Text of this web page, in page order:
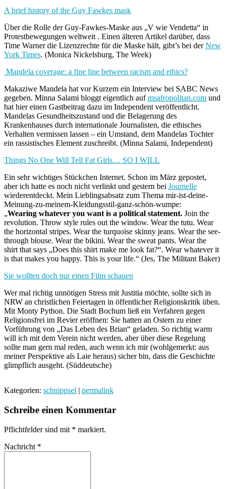
A brief history of the Guy Fawkes mask
Über die Rolle der Guy-Fawkes-Maske aus „V wie Vendetta“ in
Protestbewegungen weltweit . Einen älteren Artikel darüber, dass
Time Warner die Lizenzrechte für die Maske hält, gibt’s bei derNew
York Times. (Monica Nickelsburg, The Week)
Mandela coverage: a fine line between racism and ethics?
Makaziwe Mandela hat vor Kurzem ein Interview bei SABC News
gegeben. Minna Salami bloggt eigentlich aufmsafropolitan.com und
hat hier einen Gastbeitrag dazu im Independent veröffentlicht.
Mandelas Gesundheitszustand und die Belagerung des
Krankenhauses durch internationale Journalisten, die ethisches
Verhalten vermissen lassen – ein Umstand, dem Mandelas Tochter
ein rassistisches Element zuschreibt. (Minna Salami, Independent)
Things No One Will Tell Fat Girls… SO I WILL
Ein sehr wichtiges Stückchen Internet. Schon im März gepostet,
aber ich hatte es noch nicht verlinkt und gestern bei Journelle
wiederentdeckt. Mein Lieblingsabsatz zum Thema mir-ist-deine-
Meinung-zu-meinem-Kleidungsstil-ganz-schön-wumpe:
„Wearing whatever you want is a political statement. Join the
revolution. Throw style rules out the window. Wear the tutu. Wear
the horizontal stripes. Wear the turquoise skinny jeans. Wear the see-
through blouse. Wear the bikini. Wear the sweat pants. Wear the
shirt that says „Does this shirt make me look fat?“. Wear whatever it
is that makes you happy. This is your life.“ (Jes, The Militant Baker)
Sie wollten doch nur einen Film schauen
Wer mal richtig unnötigen Stress mit Justitia möchte, sollte sich in
NRW an christlichen Feiertagen in öffentlicher Religionskritik üben.
Mit Monty Python. Die Stadt Bochum ließ ein Verfahren gegen
Religionsfrei im Revier eröffnen: Sie hatten an Ostern zu einer
Vorführung von „Das Leben des Brian“ geladen. So richtig warm
will ich mit dem Verein nicht werden, aber über diese Regelung
sollte man gern mal reden, auch wenn ich mir (wohlgemerkt: aus
meiner Perspektive als Laie heraus) sicher bin, dass die Geschichte
glimpflich ausgeht. (Süddeutsche)
Kategorien: schnippsel | permalink
Schreibe einen Kommentar
Pflichtfelder sind mit * markiert.
Nachricht *